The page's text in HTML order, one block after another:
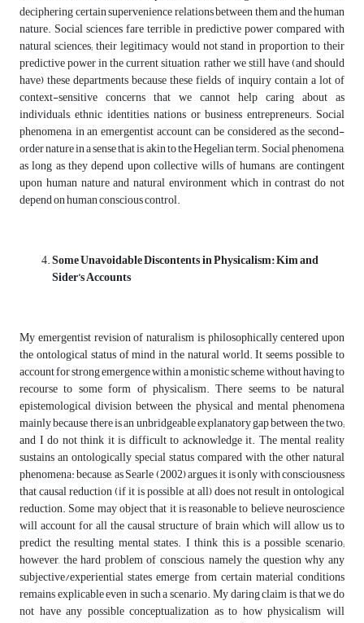
deciphering certain supervenience relations between them and the human
nature. Social sciences fare terrible in predictive power compared with
natural sciences; their legitimacy would not stand in proportion to their
predictive power in the current situation, rather we still have (and should
have) these departments because these fields of inquiry contain a lot of
context-sensitive concerns that we cannot help caring about as
individuals, ethnic identities, nations or business entrepreneurs. Social
phenomena, in an emergentist account, can be considered as the second-
order nature in a sense that is akin to the Hegelian term. Social phenomena,
as long as they depend upon collective wills of humans, are contingent
upon human nature and natural environment which in contrast do not
depend on human conscious control.
Some Unavoidable Discontents in Physicalism: Kim and
Sider’s Accounts
My emergentist revision of naturalism is philosophically centered upon
the ontological status of mind in the natural world. It seems possible to
account for strong emergence within a monistic scheme, without having to
recourse to some form of physicalism. There seems to be natural
epistemological division between the physical and mental phenomena
mainly because there is an unbridgeable explanatory gap between the two;
and I do not think it is difficult to acknowledge it. The mental reality
sustains an ontologically special status compared with the other natural
phenomena: because, as Searle (2002) argues, it is only with consciousness
that causal reduction (if it is possible at all) does not result in ontological
reduction. Some may object that it is reasonable to believe neuroscience
will account for all the causal structure of brain which will allow us to
predict the resulting mental states. I think this is a possible scenario;
however, the hard problem of conscious, namely the question why any
subjective/experiential states emerge from certain material conditions
remains explicable even in such a scenario. My daring claim is that we do
not have any possible conceptualization as to how physicalism will